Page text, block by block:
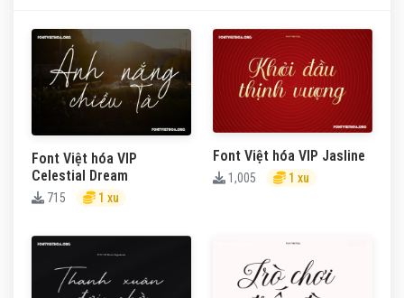
Font Việt hóa VIP
Celestial Dream
715 1 xu
Font Việt hóa VIP Jasline
1,005 1 xu